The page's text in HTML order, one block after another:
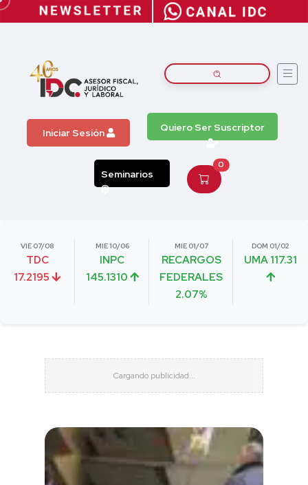
Iniciar Sesión Quiero Ser Suscriptor
Seminarios
0
VIE 07/08
TDC
17.2195
MIE 10/06
INPC
145.1310
MIE 01/07
RECARGOS
FEDERALES
2.07%
DOM 01/02
UMA 117.31